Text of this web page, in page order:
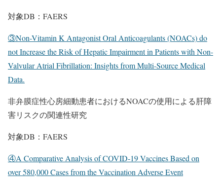
対象DB：FAERS
③Non-Vitamin K Antagonist Oral Anticoagulants (NOACs) do
not Increase the Risk of Hepatic Impairment in Patients with Non-
Valvular Atrial Fibrillation: Insights from Multi-Source Medical
Data.
非弁膜症性心房細動患者におけるNOACの使用による肝障
害リスクの関連性研究
対象DB：FAERS
④A Comparative Analysis of COVID-19 Vaccines Based on
over 580,000 Cases from the Vaccination Adverse Event